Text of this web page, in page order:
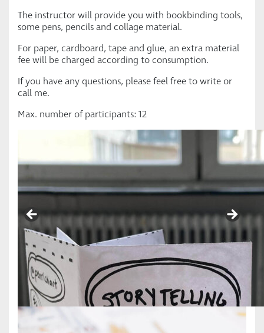
The instructor will provide you with bookbinding tools,
some pens, pencils and collage material.
For paper, cardboard, tape and glue, an extra material
fee will be charged according to consumption.
If you have any questions, please feel free to write or
call me.
Max. number of participants: 12